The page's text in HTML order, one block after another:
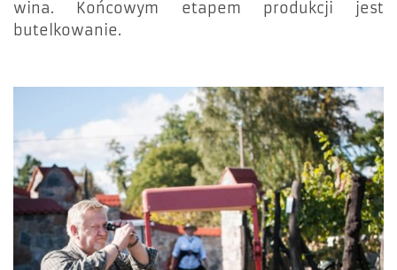
wina. Końcowym etapem produkcji jest
butelkowanie.